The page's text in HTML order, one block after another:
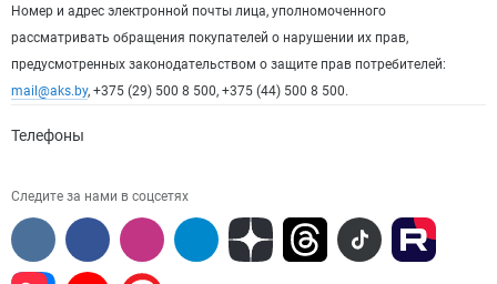
Номер и адрес электронной почты лица, уполномоченного
рассматривать обращения покупателей о нарушении их прав,
предусмотренных законодательством о защите прав потребителей:
mail@aks.by, +375 (29) 500 8 500, +375 (44) 500 8 500.
Телефоны
Следите за нами в соцсетях